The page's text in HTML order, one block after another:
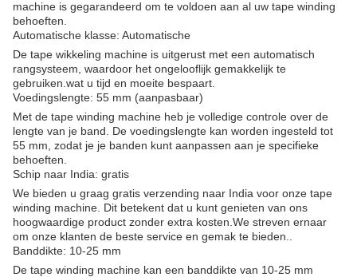
machine is gegarandeerd om te voldoen aan al uw tape winding
behoeften.
Automatische klasse: Automatische
De tape wikkeling machine is uitgerust met een automatisch
rangsysteem, waardoor het ongelooflijk gemakkelijk te
gebruiken.wat u tijd en moeite bespaart.
Voedingslengte: 55 mm (aanpasbaar)
Met de tape winding machine heb je volledige controle over de
lengte van je band. De voedingslengte kan worden ingesteld tot
55 mm, zodat je je banden kunt aanpassen aan je specifieke
behoeften.
Schip naar India: gratis
We bieden u graag gratis verzending naar India voor onze tape
winding machine. Dit betekent dat u kunt genieten van ons
hoogwaardige product zonder extra kosten.We streven ernaar
om onze klanten de beste service en gemak te bieden..
Banddikte: 10-25 mm
De tape winding machine kan een banddikte van 10-25 mm